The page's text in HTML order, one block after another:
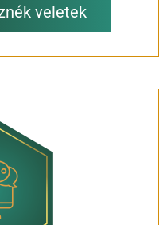
veletek